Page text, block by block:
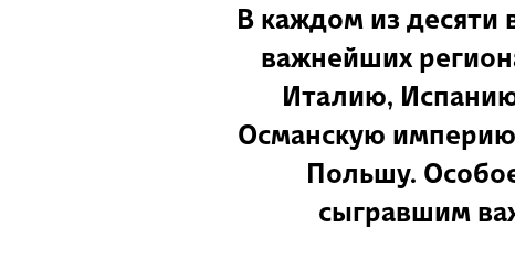
В каждом из десяти
важнейших
Италию,
Османскую
Польшу.
сыгравшим